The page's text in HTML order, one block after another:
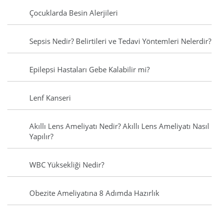
Çocuklarda Besin Alerjileri
Sepsis Nedir? Belirtileri ve Tedavi Yöntemleri Nelerdir?
Epilepsi Hastaları Gebe Kalabilir mi?
Lenf Kanseri
Akıllı Lens Ameliyatı Nedir? Akıllı Lens Ameliyatı Nasıl
Yapılır?
WBC Yüksekliği Nedir?
Obezite Ameliyatına 8 Adımda Hazırlık